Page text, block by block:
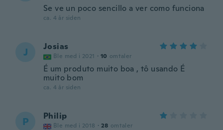
Se ve un poco sencillo a ver como funciona
ca. 4 år siden
J Josias
Ble med i 2021 · 10 omtaler
É um produto muito boa , tô usando É
muito bom
ca. 4 år siden
P Philip
Ble med i 2018 · 28 omtaler